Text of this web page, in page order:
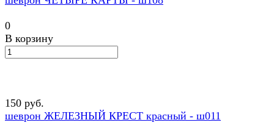
0
В корзину
150 руб.
шеврон ЖЕЛЕЗНЫЙ КРЕСТ красный - ш011